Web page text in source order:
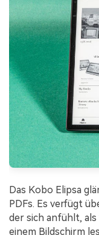
Das Kobo Elipsa
PDFs. Es verfügt
der sich anfühlt,
einem Bildschirm